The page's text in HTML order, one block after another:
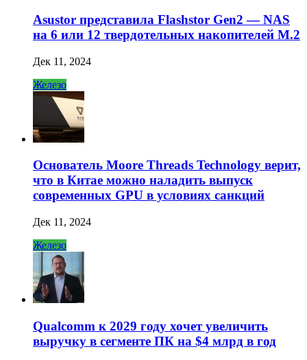
Asustor представила Flashstor Gen2 — NAS
на 6 или 12 твердотельных накопителей M.2
Дек 11, 2024
Железо
Основатель Moore Threads Technology верит,
что в Китае можно наладить выпуск
современных GPU в условиях санкций
Дек 11, 2024
Железо
Qualcomm к 2029 году хочет увеличить
выручку в сегменте ПК на $4 млрд в год